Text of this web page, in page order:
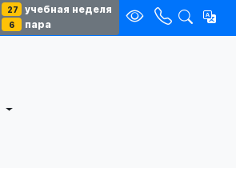
27
учебная неделя
6 пара